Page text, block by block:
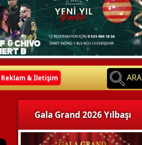
Reklam & İletişim ARA
Gala Grand 2026 Yılbaşı